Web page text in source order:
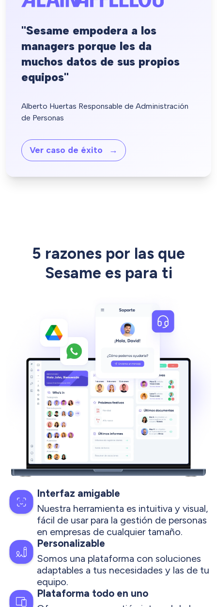
"Sesame empodera a los
managers porque les da
muchos datos de sus propios
equipos"
Alberto Huertas Responsable de Administración
de Personas
Ver caso de éxito
5 razones por las que
Sesame es para ti
Interfaz amigable
Nuestra herramienta es intuitiva y visual,
fácil de usar para la gestión de personas
en empresas de cualquier tamaño.
Personalizable
Somos una plataforma con soluciones
adaptables a tus necesidades y las de tu
equipo.
Plataforma todo en uno